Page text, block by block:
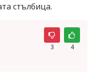
стълбица.
3 4